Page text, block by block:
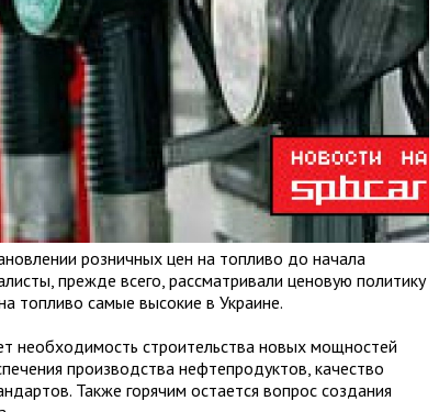
розничных цен на топливо до начала
прежде всего, рассматривали ценовую политику
топливо самые высокие в Украине.
необходимость строительства новых мощностей
производства нефтепродуктов, качество
Также горячим остается вопрос создания